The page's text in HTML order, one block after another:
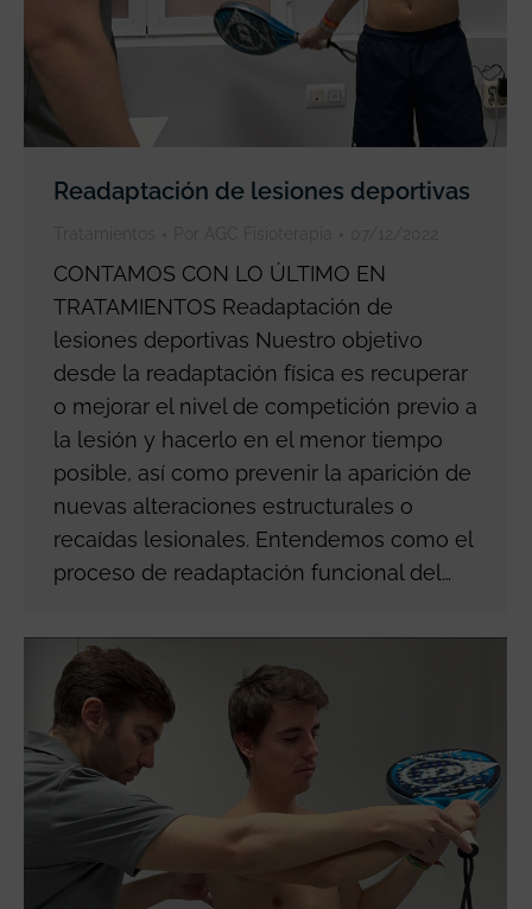
Readaptación de lesiones deportivas
CONTAMOS CON LO ÚLTIMO EN
TRATAMIENTOS Readaptación de
lesiones deportivas Nuestro objetivo
desde la readaptación física es recuperar
o mejorar el nivel de competición previo a
la lesión y hacerlo en el menor tiempo
posible, así como prevenir la aparición de
nuevas alteraciones estructurales o
recaídas lesionales. Entendemos como el
proceso de readaptación funcional del…